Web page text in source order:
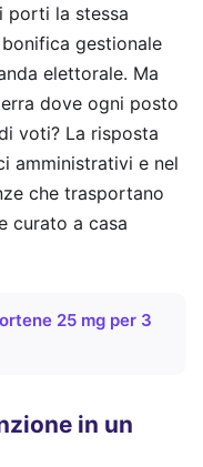
porti la stessa
gestionale
elettorale. Ma
dove ogni posto
voti? La risposta
amministrativi e nel
che trasportano
curato a casa
25 mg per 3
in un